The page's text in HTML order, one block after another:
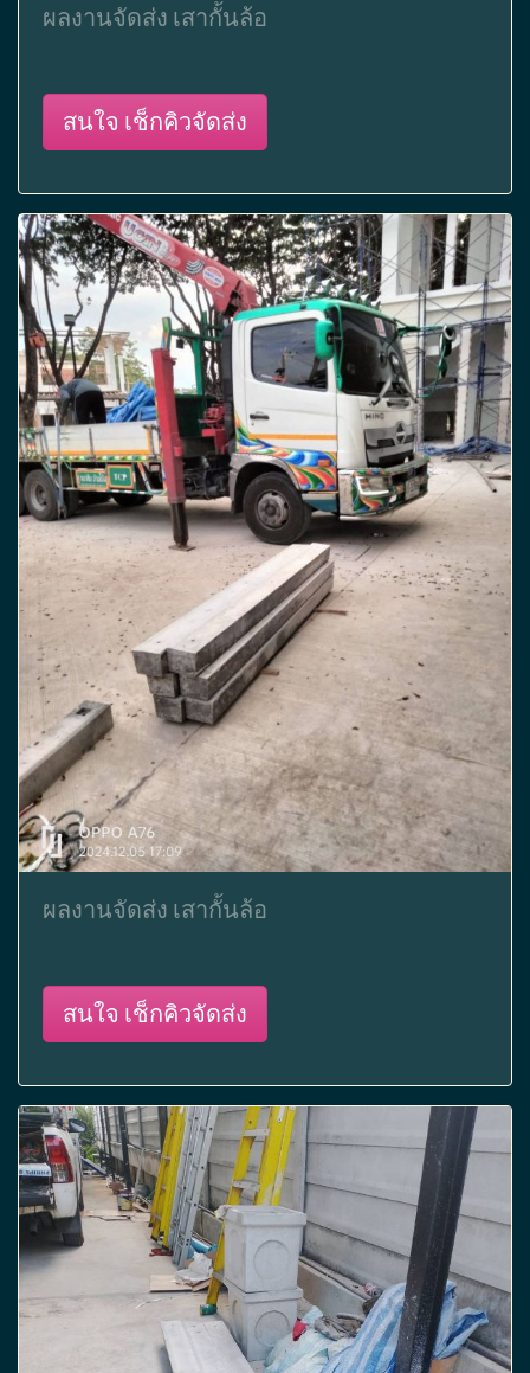
ผลงานจัดส่ง เสากั้นล้อ
สนใจ เช็กคิวจัดส่ง
ผลงานจัดส่ง เสากั้นล้อ
สนใจ เช็กคิวจัดส่ง